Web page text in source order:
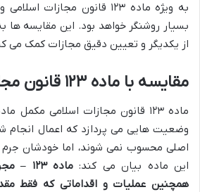
بسیار روشنگر خواهد بود. این مقایسه ها
از یکدیگر و تعیین دقیق مجازات کمک می
مقایسه با ماده ۱۲۳ قانون مجازات اسلامی
وضعیت هایی می پردازد که اعمال انجام
اصلی محسوب نمی شوند، اما خودشان
این ماده بیان می کند:
ماده
همچنین عملیات و اقداماتی که فقط